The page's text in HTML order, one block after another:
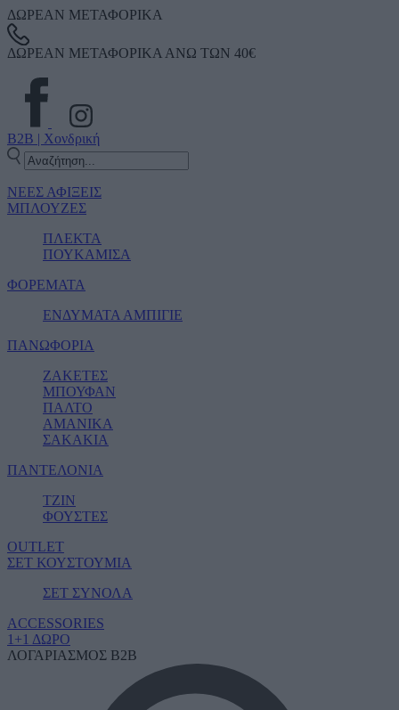
ΔΩΡΕΑΝ ΜΕΤΑΦΟΡΙΚΑ
ΔΩΡΕΑΝ ΜΕΤΑΦΟΡΙΚΑ ΑΝΩ ΤΩΝ 40€
B2B | Χονδρική
ΝΕΕΣ ΑΦΙΞΕΙΣ
ΜΠΛΟΥΖΕΣ
ΠΛΕΚΤΑ
ΠΟΥΚΑΜΙΣΑ
ΦΟΡΕΜΑΤΑ
ΕΝΔΥΜΑΤΑ ΑΜΠΙΓΙΕ
ΠΑΝΩΦΟΡΙΑ
ΖΑΚΕΤΕΣ
ΜΠΟΥΦΑΝ
ΠΑΛΤΟ
ΑΜΑΝΙΚΑ
ΣΑΚΑΚΙΑ
ΠΑΝΤΕΛΟΝΙΑ
ΤΖΙΝ
ΦΟΥΣΤΕΣ
OUTLET
ΣΕΤ ΚΟΥΣΤΟΥΜΙΑ
ΣΕΤ ΣΥΝΟΛΑ
ACCESSORIES
1+1 ΔΩΡΟ
ΛΟΓΑΡΙΑΣΜΟΣ B2B